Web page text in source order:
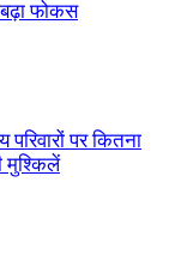
बढ़ा फोकस
पर कितना
मुश्किलें